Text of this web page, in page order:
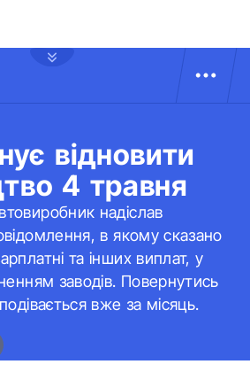
відновити
4 травня
надіслав
в якому сказано
та інших виплат, у
заводів. Повернутись
вже за місяць.